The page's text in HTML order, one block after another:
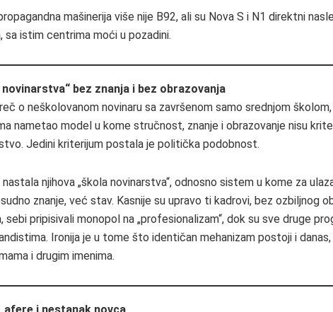
mašinerija više nije B92, ali su Nova S i N1 direktni
sa istim centrima moći u pozadini.
novinarstva“ bez znanja i bez obrazovanja
o neškolovanom novinaru sa završenom samo srednjom
nametao model u kome stručnost, znanje i obrazovanje nisu
Jedini kriterijum postala je politička podobnost.
njihova „škola novinarstva“, odnosno sistem u kome za
znanje, već stav. Kasnije su upravo ti kadrovi, bez ozbiljnog
sebi pripisivali monopol na „profesionalizam“, dok su sve druge
Ironija je u tome što identičan mehanizam postoji i
i drugim imenima.